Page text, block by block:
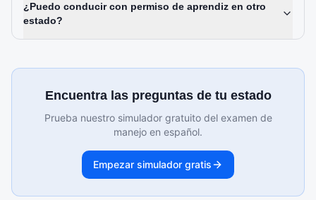
¿Puedo conducir con permiso de aprendiz en otro
estado?
Encuentra las preguntas de tu estado
Prueba nuestro simulador gratuito del examen de
manejo en español.
Empezar simulador gratis